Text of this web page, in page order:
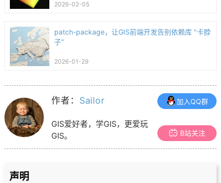
2026-02-05
patch-package，让GIS前端开发告别依赖库 "卡脖
子"
2026-01-29
作者： Sailor
GIS爱好者，学GIS，更爱玩
GIS。
加入QQ群
B站关注
声明